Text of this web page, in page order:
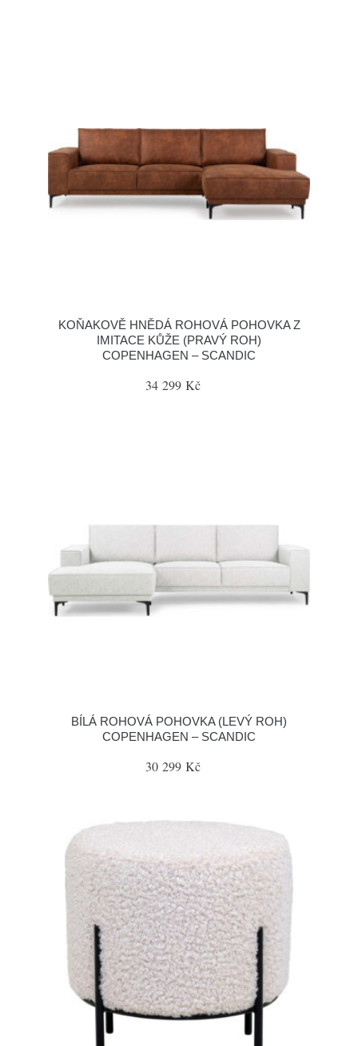
KOŇAKOVĚ HNĚDÁ ROHOVÁ POHOVKA Z
IMITACE KŮŽE (PRAVÝ ROH)
COPENHAGEN – SCANDIC
34 299 Kč
BÍLÁ ROHOVÁ POHOVKA (LEVÝ ROH)
COPENHAGEN – SCANDIC
30 299 Kč